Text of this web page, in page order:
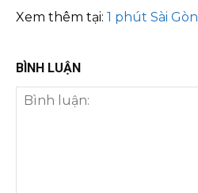
Xem thêm tại: 1 phút Sài Gòn
BÌNH LUẬN